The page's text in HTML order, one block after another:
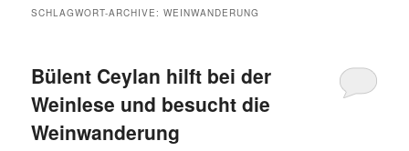
SCHLAGWORT-ARCHIVE:WEINWANDERUNG
Bülent Ceylan hilft bei der
Weinlese und besucht die
Weinwanderung